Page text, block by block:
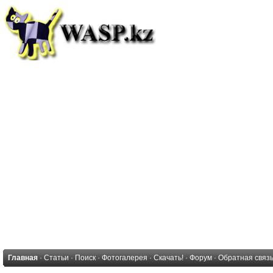
Главная · Статьи · Поиск · Фотогалерея · Скачать! · Форум · Обратная связь